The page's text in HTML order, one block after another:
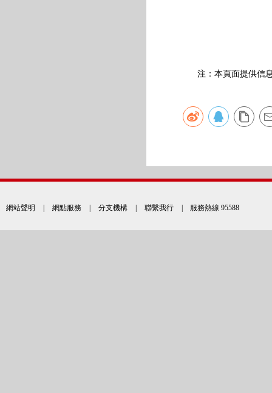
注：本頁面提供信息
網站聲明 網點服務 分支機構 聯繫我行 | 服務熱線 95588